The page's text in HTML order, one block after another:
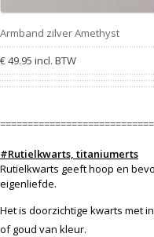
Armband zilver Amethyst
€ 49.95 incl. BTW
#Rutielkwarts, titaniumerts
Rutielkwarts geeft hoop en
eigenliefde.
Het is doorzichtige kwarts met
of goud van kleur.